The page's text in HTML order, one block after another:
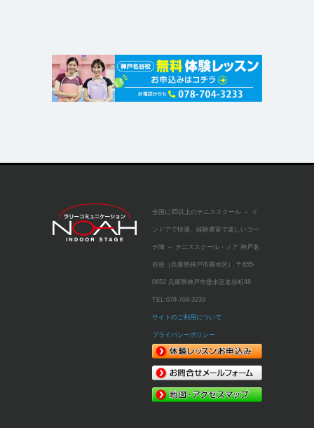
全国に35以上のテニススクール ～ イ
ンドアで快適、経験豊富で楽しいコー
チ陣 ～ テニススクール・ノア 神戸名
谷校（兵庫県神戸市垂水区） 〒655-
0852 兵庫県神戸市垂水区名谷町48
TEL:078-704-3233
サイトのご利用について
プライバシーポリシー